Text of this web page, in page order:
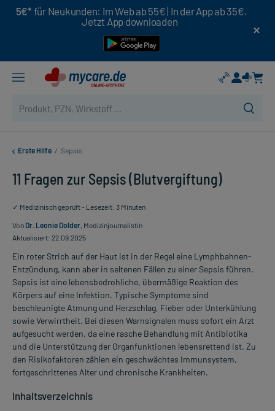
5€* für Neukunden: Im Web ab 55€ | In der App ab 35€.
Jetzt App downloaden
Erste Hilfe / Sepsis
11 Fragen zur Sepsis (Blutvergiftung)
✓ Medizinisch geprüft - Lesezeit: 3 Minuten
Von Dr. Leonie Dolder, Medizinjournalistin
Aktualisiert: 22.09.2025
Ein roter Strich auf der Haut ist in der Regel eine Lymphbahnen-
Entzündung, kann aber in seltenen Fällen zu einer Sepsis führen.
Sepsis ist eine lebensbedrohliche, übermäßige Reaktion des
Körpers auf eine Infektion. Typische Symptome sind
beschleunigte Atmung und Herzschlag, Fieber oder Unterkühlung
sowie Verwirrtheit. Bei diesen Warnsignalen muss sofort ein Arzt
aufgesucht werden, da eine rasche Behandlung mit Antibiotika
und die Unterstützung der Organfunktionen lebensrettend ist. Zu
den Risikofaktoren zählen ein geschwächtes Immunsystem,
fortgeschrittenes Alter und chronische Krankheiten.
Inhaltsverzeichnis